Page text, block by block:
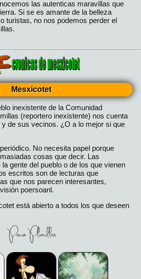
Mesxicotet
inexistente de la Comunidad
(reportero inexistente) nos cuenta
y de sus vecinos. ¿O a lo mejor si que
No necesita papel porque
cosas que decir. Las
gente del pueblo o de los que vienen
escritos son de lecturas que
que nos parecen interesantes,
poersoanl.
está abierto a todos los que deseen